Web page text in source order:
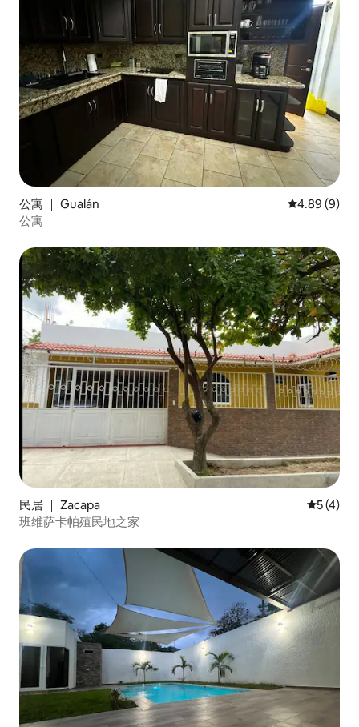
公寓 ｜ Gualán 平均评分
4.89 (9)
公寓
民居 ｜ Zacapa 平均评分
5 (4)
班维萨卡帕殖民地之家